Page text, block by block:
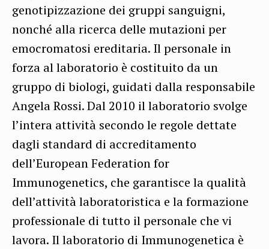
genotipizzazione dei gruppi sanguigni,
nonché alla ricerca delle mutazioni per
emocromatosi ereditaria. Il personale in
forza al laboratorio è costituito da un
gruppo di biologi, guidati dalla responsabile
Angela Rossi. Dal 2010 il laboratorio svolge
l’intera attività secondo le regole dettate
dagli standard di accreditamento
dell’European Federation for
Immunogenetics, che garantisce la qualità
dell’attività laboratoristica e la formazione
professionale di tutto il personale che vi
lavora. Il laboratorio di Immunogenetica è